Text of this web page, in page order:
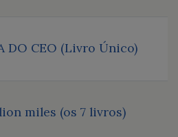
DO CEO (Livro Único)
miles (os 7 livros)